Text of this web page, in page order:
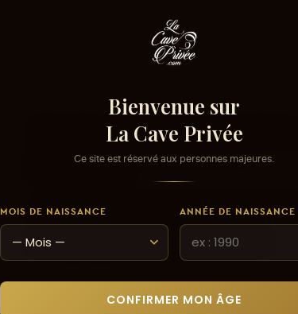
Connectez-vous pour donner votre opinion sur
ce produit ou tout autre produit dans
Les avis que vous soumettez doivent respecter
notre politique de modération.
Voir la politique de modération de la CAVE
Bienvenue sur
La Cave Privée
Ce site est réservé aux personnes majeures.
MOIS DE NAISSANCE ANNÉE DE NAISSANCE
CONFIRMER MON ÂGE